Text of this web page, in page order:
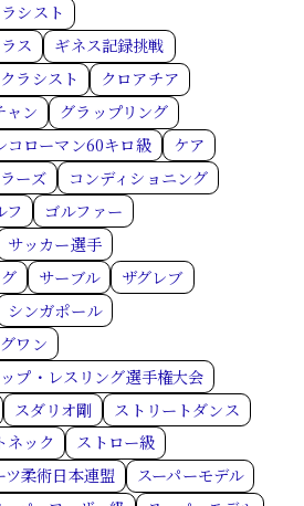
シスト
ス
ギネス記録挑戦
ラシスト
クロアチア
ャン
グラップリング
コローマン60キロ級
ケア
ーズ
コンディショニング
フ
ゴルファー
サッカー選手
サーブル
ザグレブ
シンガポール
ワン
プ・レスリング選手権大会
スダリオ剛
ストリートダンス
ネック
ストロー級
ツ柔術日本連盟
スーパーモデル